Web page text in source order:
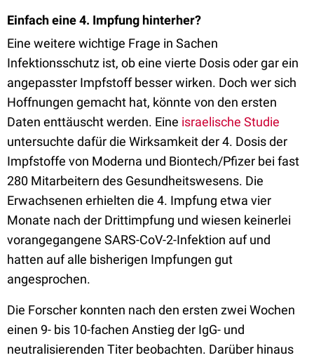
Einfach eine 4. Impfung hinterher?
Eine weitere wichtige Frage in Sachen
Infektionsschutz ist, ob eine vierte Dosis oder gar ein
angepasster Impfstoff besser wirken. Doch wer sich
Hoffnungen gemacht hat, könnte von den ersten
Daten enttäuscht werden. Eine israelische Studie
untersuchte dafür die Wirksamkeit der 4. Dosis der
Impfstoffe von Moderna und Biontech/Pfizer bei fast
280 Mitarbeitern des Gesundheitswesens. Die
Erwachsenen erhielten die 4. Impfung etwa vier
Monate nach der Drittimpfung und wiesen keinerlei
vorangegangene SARS-CoV-2-Infektion auf und
hatten auf alle bisherigen Impfungen gut
angesprochen.
Die Forscher konnten nach den ersten zwei Wochen
einen 9- bis 10-fachen Anstieg der IgG- und
neutralisierenden Titer beobachten. Darüber hinaus